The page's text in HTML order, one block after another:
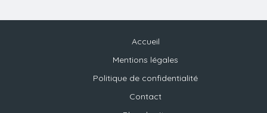
Accueil
Mentions légales
Politique de confidentialité
Contact